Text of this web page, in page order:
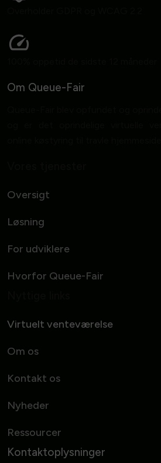
Om Queue-Fair
Oversigt
Løsning
For udviklere
Hvorfor Queue-Fair
Virtuelt venteværelse
Om os
Kontakt os
Nyheder
Ressourcer
Kontaktoplysninger